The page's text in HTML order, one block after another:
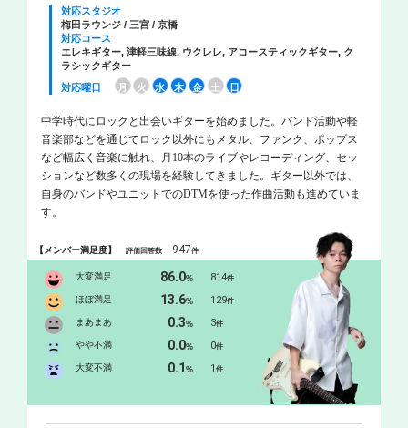
対応スタジオ
梅田ラウンジ / 三宮 / 京橋
対応コース
エレキギター, 津軽三味線, ウクレレ, アコースティックギター, ク
ラシックギター
対応曜日
月 火 水 木 金 土 日
中学時代にロックと出会いギターを始めました。バンド活動や軽
音楽部などを通じてロック以外にもメタル、ファンク、ポップス
など幅広く音楽に触れ、月10本のライブやレコーディング、セッ
ションなど数多くの現場を経験してきました。ギター以外では、
自身のバンドやユニットでのDTMを使った作曲活動も進めていま
す。
【メンバー満足度】評価回答数 947件
大変満足 86.0% 814件
ほぼ満足 13.6% 129件
まあまあ 0.3% 3件
やや不満 0.0% 0件
大変不満 0.1% 1件